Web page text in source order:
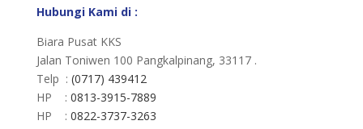
Hubungi Kami di :
Biara Pusat KKS
Jalan Toniwen 100 Pangkalpinang, 33117 .
Telp : (0717) 439412
HP : 0813-3915-7889
HP : 0822-3737-3263